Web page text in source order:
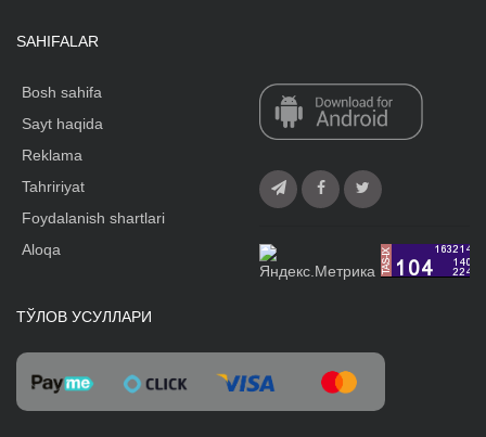
SAHIFALAR
Bosh sahifa
Sayt haqida
Reklama
Tahririyat
Foydalanish shartlari
Aloqa
ТЎЛОВ УСУЛЛАРИ